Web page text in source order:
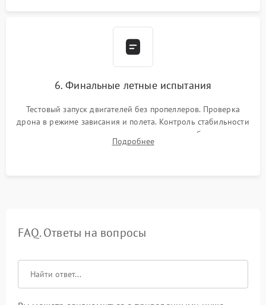
6. Финальные летные испытания
Тестовый запуск двигателей без пропеллеров. Проверка
дрона в режиме зависания и полета. Контроль стабильности
удержания точки, качества передачи видео, работы системы
возврата домой (RTH) и дальности радиосвязи.
Подробнее
FAQ. Ответы на вопросы